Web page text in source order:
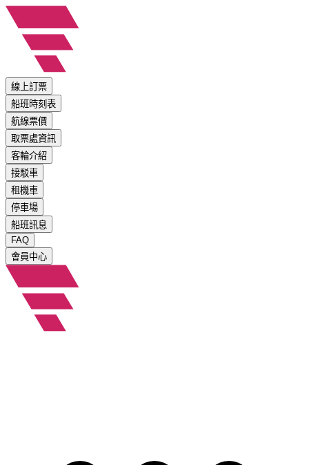
線上訂票
船班時刻表
航線票價
取票處資訊
客輪介紹
接駁車
租機車
停車場
船班訊息
FAQ
會員中心